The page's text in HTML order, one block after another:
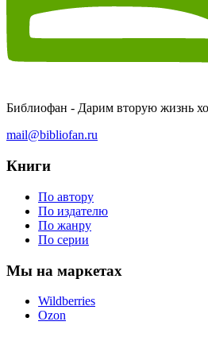
Библиофан - Дарим вторую жизнь
mail@bibliofan.ru
Книги
По автору
По издателю
По жанру
По серии
Мы на маркетах
Wildberries
Ozon